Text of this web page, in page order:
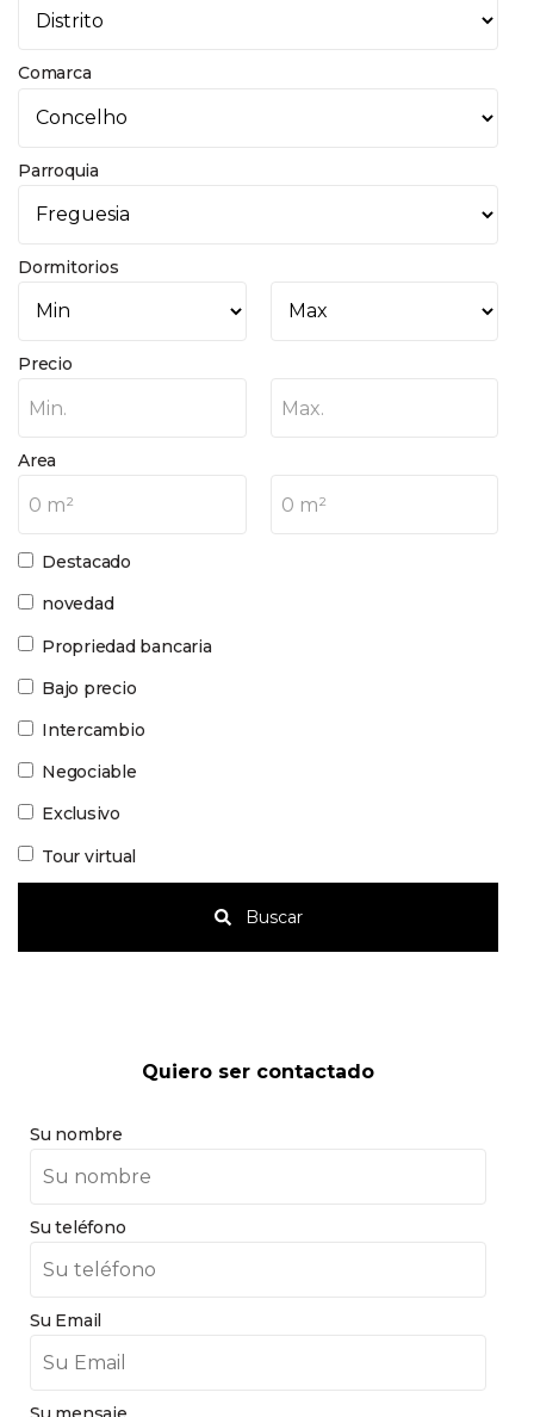
Comarca
Parroquia
Dormitorios
Precio
Min. Max.
Area
0 m² 0 m²
Destacado
novedad
Propriedad bancaria
Bajo precio
Intercambio
Negociable
Exclusivo
Tour virtual
Buscar
Quiero ser contactado
Su nombre
Su teléfono
Su Email